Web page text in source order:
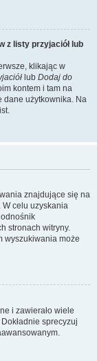
z listy przyjaciół lub
klikając w
lub Dodaj do
kontem i tam na
dane użytkownika. Na
znajdujące się na
W celu uzyskania
stronach witryny.
wyszukiwania może
i zawierało wiele
sprecyzuj